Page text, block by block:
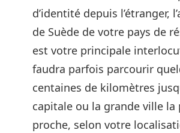
d’identité depuis l’étranger,
de Suède de votre pays de
est votre principale
faudra parfois parcourir
centaines de kilomètres
capitale ou la grande ville la
proche, selon votre